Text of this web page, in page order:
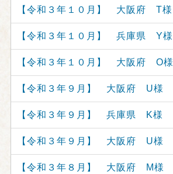
【令和３年１０月】 大阪府 T様
【令和３年１０月】 兵庫県 Y様
【令和３年１０月】 大阪府 O様
【令和３年９月】 大阪府 U様
【令和３年９月】 兵庫県 K様
【令和３年９月】 大阪府 U様
【令和３年８月】 大阪府 M様